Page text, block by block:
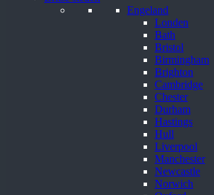
Engeland
Londen
Bath
Bristol
Birmingham
Brighton
Cambridge
Chester
Durham
Hastings
Hull
Liverpool
Manchester
Newcastle
Norwich